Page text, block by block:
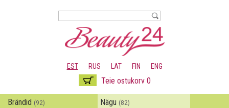
edasi
põhisisu
juurde
EST RUS LAT FIN ENG
Teie ostukorv 0
Brändid (92) Nägu (82)